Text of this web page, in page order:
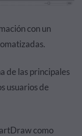
con un
de las principales
usuarios de
como